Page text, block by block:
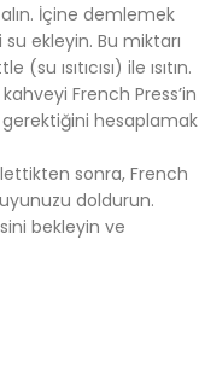
alın. İçine demlemek
ekleyin. Bu miktarı
ısıtıcısı) ile ısıtın.
French Press’in
hesaplamak
sonra, French
doldurun.
bekleyin ve